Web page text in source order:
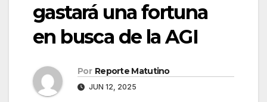
gastará una fortuna
en busca de la AGI
Por Reporte Matutino
JUN 12, 2025